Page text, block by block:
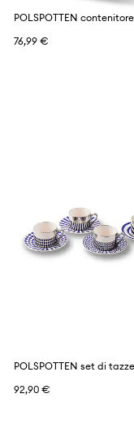
76,99 €
92,90 €